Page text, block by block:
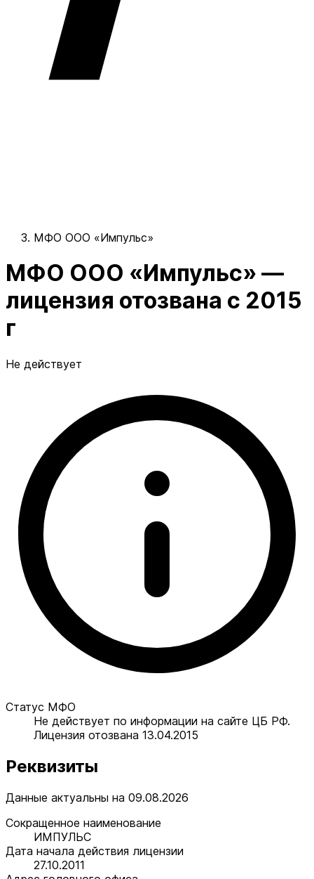
МФО ООО «Импульс»
МФО ООО «Импульс» —
лицензия отозвана с 2015
г
Не действует
Статус МФО
Не действует по информации на сайте ЦБ РФ.
Лицензия отозвана 13.04.2015
Реквизиты
Данные актуальны на 09.08.2026
Сокращенное наименование
ИМПУЛЬС
Дата начала действия лицензии
27.10.2011